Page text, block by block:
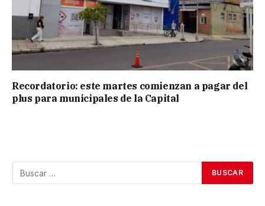
Recordatorio: este martes comienzan a pagar del
plus para municipales de la Capital